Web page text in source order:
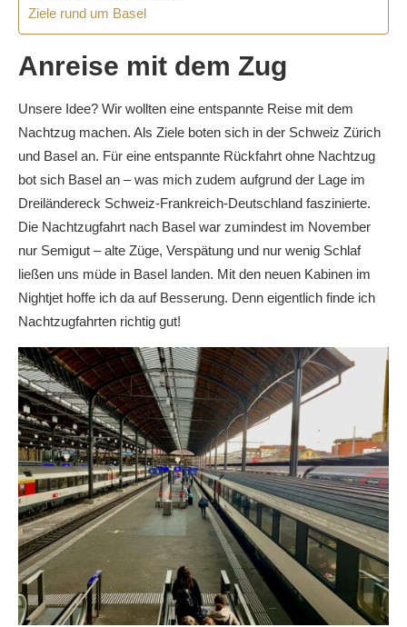
Ziele rund um Basel
Anreise mit dem Zug
Unsere Idee? Wir wollten eine entspannte Reise mit dem
Nachtzug machen. Als Ziele boten sich in der Schweiz Zürich
und Basel an. Für eine entspannte Rückfahrt ohne Nachtzug
bot sich Basel an – was mich zudem aufgrund der Lage im
Dreiländereck Schweiz-Frankreich-Deutschland faszinierte.
Die Nachtzugfahrt nach Basel war zumindest im November
nur Semigut – alte Züge, Verspätung und nur wenig Schlaf
ließen uns müde in Basel landen. Mit den neuen Kabinen im
Nightjet hoffe ich da auf Besserung. Denn eigentlich finde ich
Nachtzugfahrten richtig gut!